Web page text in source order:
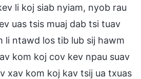
li koj siab nyiam, nyob rau
uas tsis muaj dab tsi tuav
li ntawd los tib lub sij hawm
kom koj cov kev npau suav
xav kom koj kav tsij ua txuas